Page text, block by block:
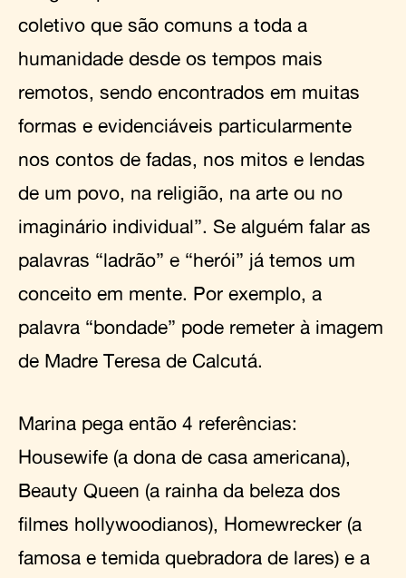
coletivo que são comuns a toda a
humanidade desde os tempos mais
remotos, sendo encontrados em muitas
formas e evidenciáveis particularmente
nos contos de fadas, nos mitos e lendas
de um povo, na religião, na arte ou no
imaginário individual”. Se alguém falar as
palavras “ladrão” e “herói” já temos um
conceito em mente. Por exemplo, a
palavra “bondade” pode remeter à imagem
de Madre Teresa de Calcutá.
Marina pega então 4 referências:
Housewife (a dona de casa americana),
Beauty Queen (a rainha da beleza dos
filmes hollywoodianos), Homewrecker (a
famosa e temida quebradora de lares) e a